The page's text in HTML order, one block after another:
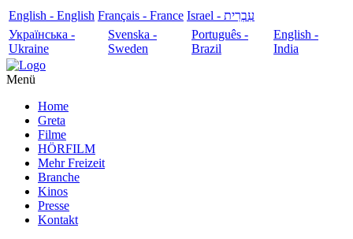
English - English Français - France
עִבְרִית - Israel
Українська -
Ukraine
Svenska -
Sweden
Português -
Brazil
English -
India
Menü
Home
Greta
Filme
HÖRFILM
Mehr Freizeit
Branche
Kinos
Presse
Kontakt